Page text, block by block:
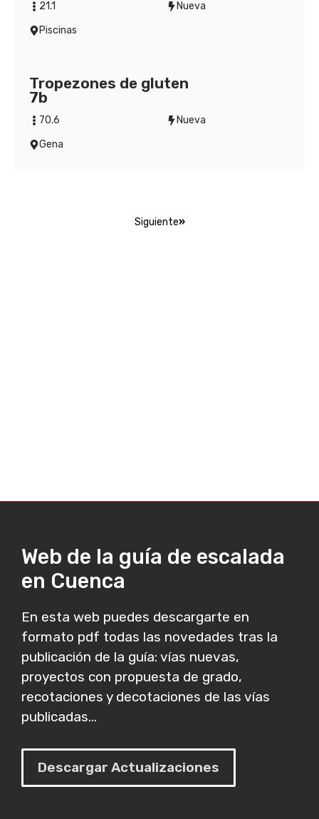
21.1
Nueva
Piscinas
Tropezones de gluten
7b
70.6
Nueva
Gena
Siguiente»
Web de la guía de escalada
en Cuenca
En esta web puedes descargarte en
formato pdf todas las novedades tras la
publicación de la guía: vías nuevas,
proyectos con propuesta de grado,
recotaciones y decotaciones de las vías
publicadas...
Descargar Actualizaciones